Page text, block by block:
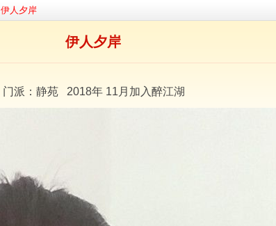
伊人夕岸
伊人夕岸
门派：静苑 2018年 11月加入醉江湖